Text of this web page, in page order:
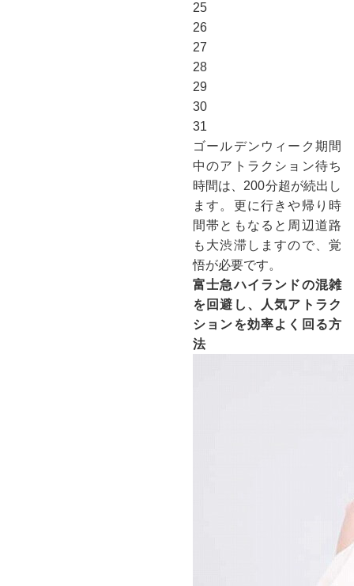
25
26
27
28
29
30
31
ゴールデンウィーク期間
中のアトラクション待ち
時間は、200分超が続出し
ます。更に行きや帰り時
間帯ともなると周辺道路
も大渋滞しますので、覚
悟が必要です。
富士急ハイランドの混雑
を回避し、人気アトラク
ションを効率よく回る方
法